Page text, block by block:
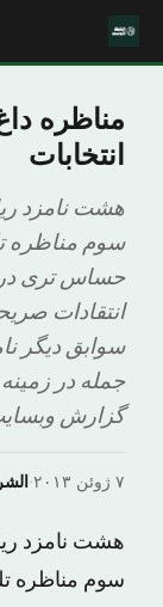
مناظره
انتخابات
هشت نامزد
سوم مناظره
حساس تری در
انتقادات
سوابق دیگر
جمله در
گزارش
· ۷ ژوئن ۲۰۱۳
هشت نامزد
سوم مناظره